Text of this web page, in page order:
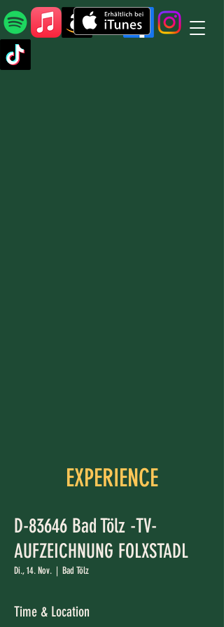
EXPERIENCE
D-83646 Bad Tölz -TV-
AUFZEICHNUNG FOLXSTADL
Di., 14. Nov.
  |
Bad Tölz
Time & Location